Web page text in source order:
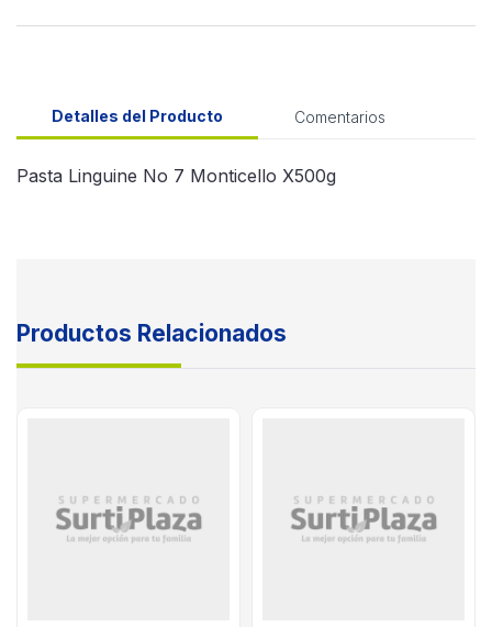
Detalles del Producto Comentarios
Pasta Linguine No 7 Monticello X500g
Productos Relacionados